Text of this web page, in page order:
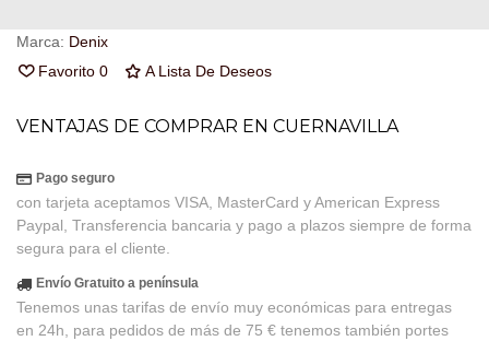
Marca: Denix
Favorito 0 A Lista De Deseos
VENTAJAS DE COMPRAR EN CUERNAVILLA
Pago seguro
con tarjeta aceptamos VISA, MasterCard y American Express
Paypal, Transferencia bancaria y pago a plazos siempre de forma
segura para el cliente.
Envío Gratuito a península
Tenemos unas tarifas de envío muy económicas para entregas
en 24h, para pedidos de más de 75 € tenemos también portes